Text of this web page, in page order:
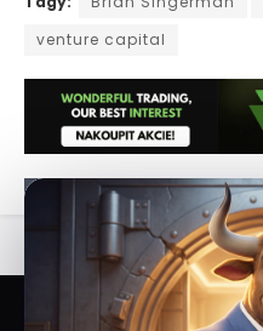
venture capital
Veškeré informace a materiály